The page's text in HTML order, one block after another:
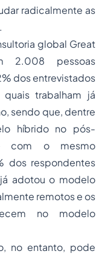
radicalmente as
global Great
2.008 pessoas
dos entrevistados
trabalham já
sendo que, dentre
híbrido no pós-
com o mesmo
dos respondentes
adotou o modelo
remotos e os
no modelo
no entanto, pode